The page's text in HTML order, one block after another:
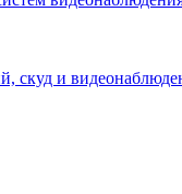
скуд и